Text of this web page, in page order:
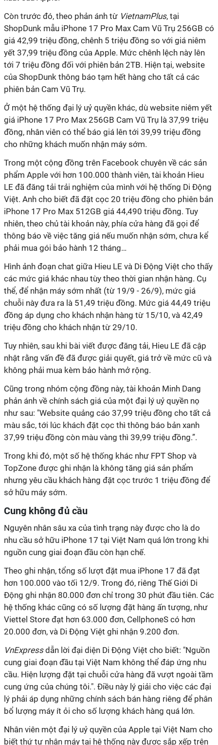
Còn trước đó, theo phản ánh từ VietnamPlus, tại
ShopDunk mẫu iPhone 17 Pro Max Cam Vũ Trụ 256GB có
giá 42,99 triệu đồng, chênh 5 triệu đồng so với giá niêm
yết 37,99 triệu đồng của Apple. Mức chênh lệch này lên
tới 7 triệu đồng đối với phiên bản 2TB. Hiện tại, website
của ShopDunk thông báo tạm hết hàng cho tất cả các
phiên bản Cam Vũ Trụ.
Ở một hệ thống đại lý uỷ quyền khác, dù website niêm yết
giá iPhone 17 Pro Max 256GB Cam Vũ Trụ là 37,99 triệu
đồng, nhân viên có thể báo giá lên tới 39,99 triệu đồng
cho những khách muốn nhận máy sớm.
Trong một cộng đồng trên Facebook chuyên về các sản
phẩm Apple với hơn 100.000 thành viên, tài khoản Hieu
LE đã đăng tải trải nghiệm của mình với hệ thống Di Động
Việt. Anh cho biết đã đặt cọc 20 triệu đồng cho phiên bản
iPhone 17 Pro Max 512GB giá 44,490 triệu đồng. Tuy
nhiên, theo chủ tài khoản này, phía cửa hàng đã gọi để
thông báo về việc tăng giá nếu muốn nhận sớm, chưa kể
phải mua gói bảo hành 12 tháng…
Hình ảnh đoạn chat giữa Hieu LE và Di Động Việt cho thấy
các mức giá khác nhau tùy theo thời gian nhận hàng. Cụ
thể, để nhận máy sớm nhất (từ 19/9 - 26/9), mức giá
chuỗi này đưa ra là 51,49 triệu đồng. Mức giá 44,49 triệu
đồng áp dụng cho khách nhận hàng từ 15/10, và 42,49
triệu đồng cho khách nhận từ 29/10.
Tuy nhiên, sau khi bài viết được đăng tải, Hieu LE đã cập
nhật rằng vấn đề đã được giải quyết, giá trở về mức cũ và
không phải mua kèm bảo hành mở rộng.
Cũng trong nhóm cộng đồng này, tài khoản Minh Dang
phản ánh về chính sách giá của một đại lý uỷ quyền nọ
như sau: "Website quảng cáo 37,99 triệu đồng cho tất cả
màu sắc, tới lúc khách đặt cọc thì thông báo bản xanh
37,99 triệu đồng còn màu vàng thì 39,99 triệu đồng.”.
Trong khi đó, một số hệ thống khác như FPT Shop và
TopZone được ghi nhận là không tăng giá sản phẩm
nhưng yêu cầu khách hàng đặt cọc trước 1 triệu đồng để
sở hữu máy sớm.
Cung không đủ cầu
Nguyên nhân sâu xa của tình trạng này được cho là do
nhu cầu sở hữu iPhone 17 tại Việt Nam quá lớn trong khi
nguồn cung giai đoạn đầu còn hạn chế.
Theo ghi nhận, tổng số lượt đặt mua iPhone 17 đã đạt
hơn 100.000 vào tối 12/9. Trong đó, riêng Thế Giới Di
Động ghi nhận 80.000 đơn chỉ trong 30 phút đầu tiên. Các
hệ thống khác cũng có số lượng đặt hàng ấn tượng, như
Viettel Store đạt hơn 63.000 đơn, CellphoneS có hơn
20.000 đơn, và Di Động Việt ghi nhận 9.200 đơn.
VnExpressdẫn lời đại diện Di Động Việt cho biết: "Nguồn
cung giai đoạn đầu tại Việt Nam không thể đáp ứng nhu
cầu. Hiện lượng đặt tại chuỗi cửa hàng đã vượt ngoài tầm
cung ứng của chúng tôi.". Điều này lý giải cho việc các đại
lý phải áp dụng những chính sách bán hàng riêng để phân
bổ lượng máy ít ỏi cho số lượng khách hàng quá lớn.
Nhân viên một đại lý uỷ quyền của Apple tại Việt Nam cho
biết thứ tự nhận máy tại hệ thống này được sắp xếp trên